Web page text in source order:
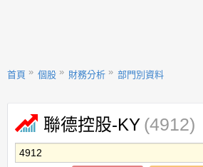
首頁 個股 財務分析 部門別資料
聯德控股-KY (4912)